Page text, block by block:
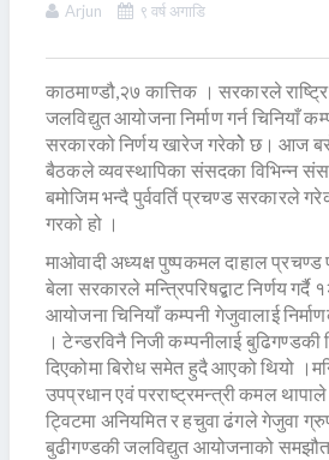
Arjun ९ वर्ष अगाडि
काठमाण्डौ,२७ कात्तिक । सरकारले
जलविद्युत आयोजना निर्माण गर्न चिनियाँ
सरकारको निर्णय खारेज गरेकोे छ। आज
बैठकले व्यवस्थापिका संसदका विभिन्न
बमोजिम भन्दै पुर्ववर्ति प्रचण्ड सरकारले
गरको हो ।
माओवादी अध्यक्ष पुष्पकमल दाहाल प्रचण्ड
बेला सरकारले मन्त्रिपरिषद्बाट निर्णय
आयोजना चिनियाँ कम्पनी गेजुवालाई
। टेन्डरविनै निजी कम्पनीलाई बुढिगण्डकी
दिएकोमा बिरोध समेत हुदै आएको थियो
उपप्रधान एवं परराष्ट्रमन्त्री कमल
ट्विटमा अनियमित र हचुवा ढंगले गेजुवा
बुढीगण्डकी जलविद्युत आयोजनाको